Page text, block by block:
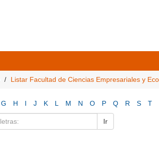
Listar Facultad de Ciencias Empresariales y
G H I J K L M N O P Q R S T
Ir